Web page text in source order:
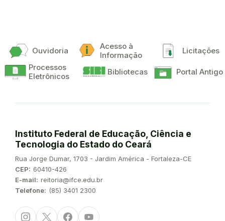
Ouvidoria
Acesso à
Informação
Licitações
Processos
Eletrônicos
Bibliotecas Portal Antigo
Instituto Federal de Educação, Ciência e
Tecnologia do Estado do Ceará
Endereço:
Rua Jorge Dumar, 1703 - Jardim América - Fortaleza-CE
CEP: 60410-426
E-mail: reitoria@ifce.edu.br
Telefone: (85) 3401 2300
InstagramTwitter/XFacebookYoutube